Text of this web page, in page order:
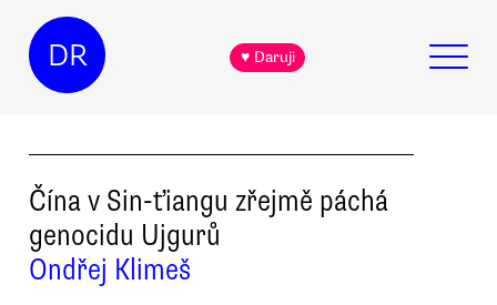
DR ♥ Daruji
Čína v Sin-ťiangu zřejmě páchá
genocidu Ujgurů
Ondřej Klimeš